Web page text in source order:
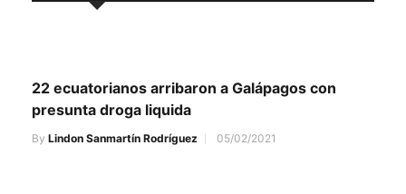
22 ecuatorianos arribaron a Galápagos con
presunta droga liquida
By Lindon Sanmartín Rodríguez 05/02/2021